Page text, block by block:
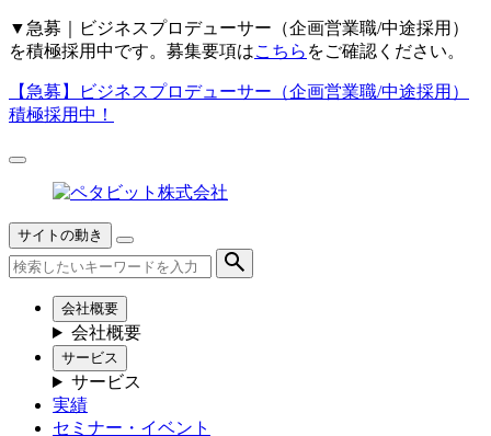
▼ 急募｜ビジネスプロデューサー（企画営業職/中途採用）
を積極採用中です。募集要項はこちら をご確認ください。
【急募】
ビジネスプロデューサー（企画営業職/中途採用）
積極採用中！
サイトの動き
会社概要
会社概要
サービス
サービス
実績
セミナー・イベント